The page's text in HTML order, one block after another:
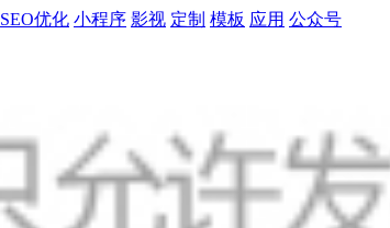
SEO优化 小程序 影视 定制 模板 应用 公众号